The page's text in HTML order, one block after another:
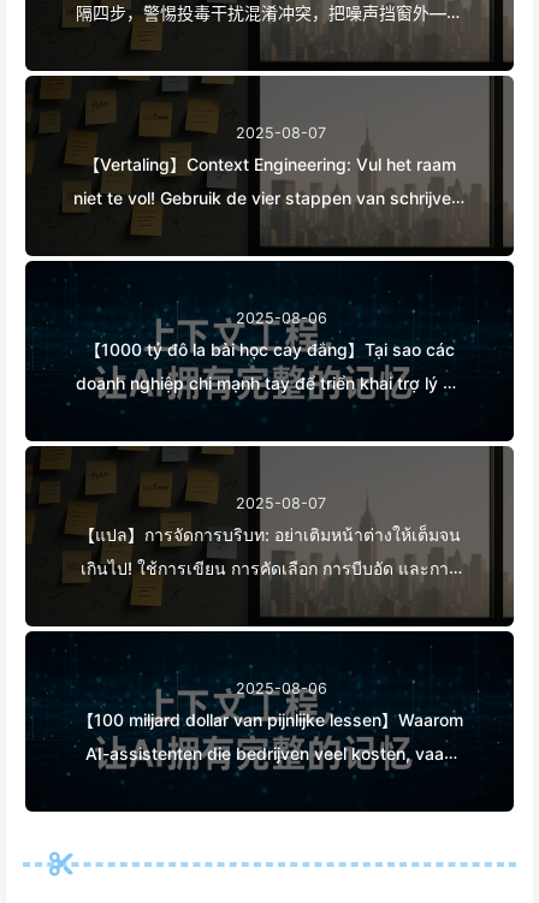
隔四步，警惕投毒干扰混淆冲突，把噪声挡窗外——
慢慢学AI170
2025-08-07
【Vertaling】Context Engineering: Vul het raam
niet te vol! Gebruik de vier stappen van schrijven,
filteren, comprimeren en isoleren, houd ruis
buiten het raam—Leer AI Langzaam 170
2025-08-06
【1000 tỷ đô la bài học cay đắng】Tại sao các
doanh nghiệp chi mạnh tay để triển khai trợ lý AI,
nhưng lại "quên" vào những lúc then chốt, khiến
đối thủ đạt được 90% sự cải thiện hiệu suất? —
2025-08-07
【แปล】การจัดการบริบท: อย่าเติมหน้าต่างให้เต็มจน
เกินไป! ใช้การเขียน การคัดเลือก การบีบอัด และการ
แยกแยะอย่างมีระเบียบ เพื่อป้องกันการรบกวนจาก
ข้อมูลรบกวนให้อยู่ภายนอกหน้าต่าง - เรียนรู้ AI แบบ
ช้า ๆ
2025-08-06
【100 miljard dollar van pijnlijke lessen】Waarom
AI-assistenten die bedrijven veel kosten, vaak
"vergeten" op cruciale momenten en